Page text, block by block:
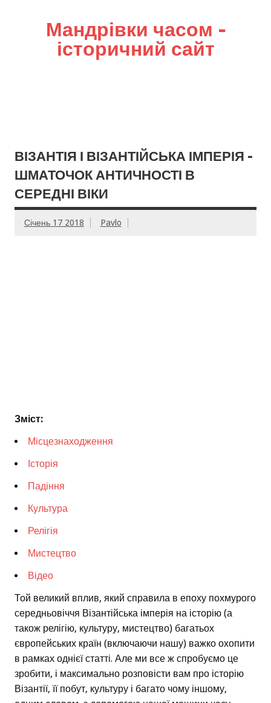
Мандрівки часом –
історичний сайт
ВІЗАНТІЯ І ВІЗАНТІЙСЬКА ІМПЕРІЯ –
ШМАТОЧОК АНТИЧНОСТІ В
СЕРЕДНІ ВІКИ
Січень 17 2018 Pavlo
Зміст:
Місцезнаходження
Історія
Падіння
Культура
Релігія
Мистецтво
Відео
Той великий вплив, який справила в епоху похмурого
середньовіччя Візантійська імперія на історію (а
також релігію, культуру, мистецтво) багатьох
європейських країн (включаючи нашу) важко охопити
в рамках однієї статті. Але ми все ж спробуємо це
зробити, і максимально розповісти вам про історію
Візантії, її побут, культуру і багато чому іншому,